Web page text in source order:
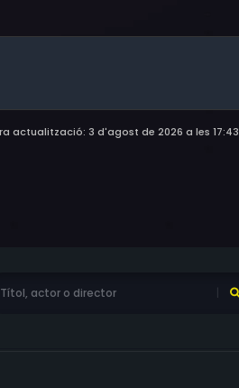
Raphael Ferrandini
actualització: 3 d'agost de 2026 a les 17:43